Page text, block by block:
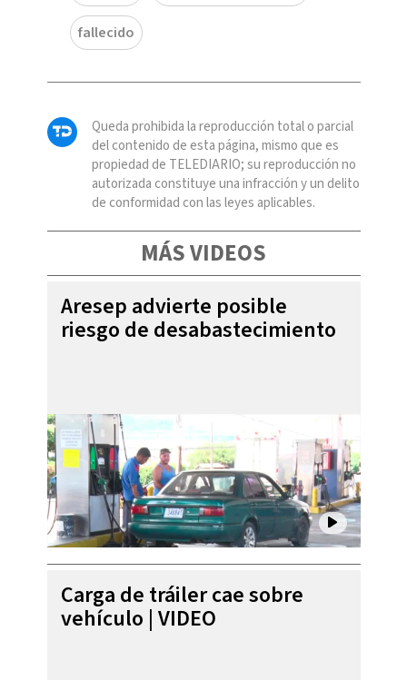
fallecido
Queda prohibida la reproducción total o parcial
del contenido de esta página, mismo que es
propiedad de TELEDIARIO; su reproducción no
autorizada constituye una infracción y un delito
de conformidad con las leyes aplicables.
MÁS VIDEOS
Aresep advierte posible
riesgo de desabastecimiento
Carga de tráiler cae sobre
vehículo | VIDEO